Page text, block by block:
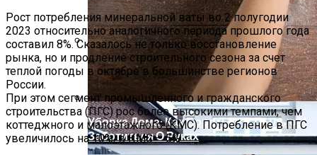
Новый Резидент Хамовников –
Клубный Дом Magnum
Уборка Дома: Как Бороться С Пылью И
Заботиться О Руках
Рост потребления минеральной ваты во 2 полугодии
2023 относительно аналогичного периода прошлого года
составил 8%. Сказалось не только восстановление
рынка, но и продление строительного сезона за счет
теплой погоды в октябре в большинстве регионов
России.
При этом сегмент промышленного и гражданского
строительства (ПГС) рос более высокими темпами, чем
коттеджного и малоэтажного (КМС). Потребление в ПГС
увеличилось на 10%, в КМС – 5%.